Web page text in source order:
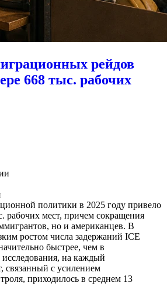
рейдов
668 тыс. рабочих
политики в 2025 году привело
рабочих мест, причем сокращения
но и американцев. В
ростом числа задержаний ICE
быстрее, чем в
на каждый
связанный с усилением
приходилось в среднем 13